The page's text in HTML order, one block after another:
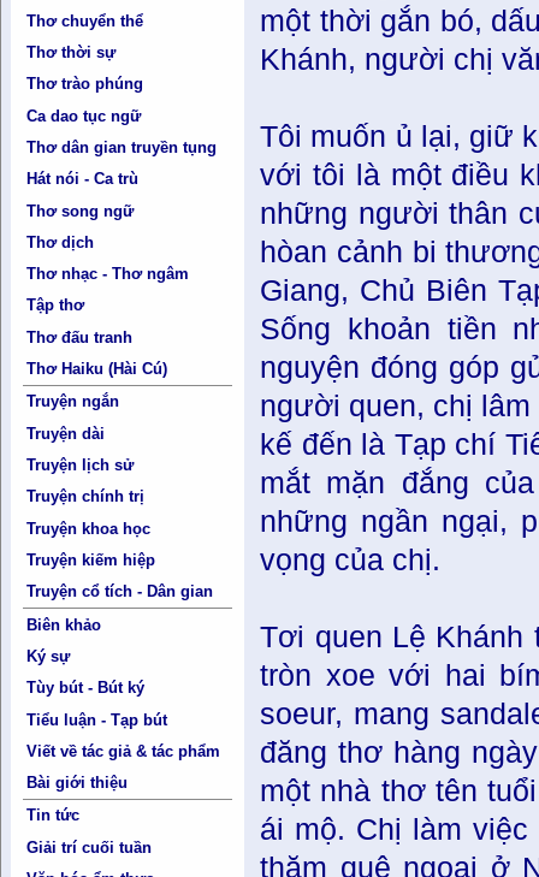
Thơ chuyển thể
Thơ thời sự
Thơ trào phúng
Ca dao tục ngữ
Thơ dân gian truyền tụng
Hát nói - Ca trù
Thơ song ngữ
Thơ dịch
Thơ nhạc - Thơ ngâm
Tập thơ
Thơ đấu tranh
Thơ Haiku (Hài Cú)
Truyện ngắn
Truyện dài
Truyện lịch sử
Truyện chính trị
Truyện khoa học
Truyện kiếm hiệp
Truyện cổ tích - Dân gian
Biên khảo
Ký sự
Tùy bút - Bút ký
Tiểu luận - Tạp bút
Viết về tác giả & tác phẩm
Bài giới thiệu
Tin tức
Giải trí cuối tuần
một thời gắn bó,
Khánh, người chị
Tôi muốn ủ lại, giữ
với tôi là một điều
những người thân
hòan cảnh bi
Giang, Chủ Biên
Sống khoản tiền
nguyện đóng góp
người quen, chị
kế đến là Tạp chí
mắt mặn đắng
những ngần ngại,
vọng của chị.
Tơi quen Lệ Khánh
tròn xoe với hai
soeur, mang
đăng thơ hàng
một nhà thơ tên
ái mộ. Chị làm
thăm quê ngoại ở